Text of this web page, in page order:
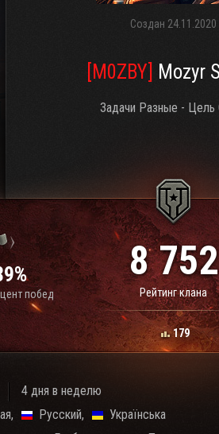
Создан 24.11.2020
[M0ZBY] Mozyr
Задачи Разные - Цель
побед
8 752
Рейтинг клана
179
4 дня в неделю
Русский
Українська